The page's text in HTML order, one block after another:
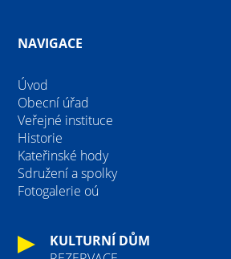
NAVIGACE
Úvod
Obecní úřad
Veřejné instituce
Historie
Kateřinské hody
Sdružení a spolky
Fotogalerie oú
KULTURNÍ DŮM